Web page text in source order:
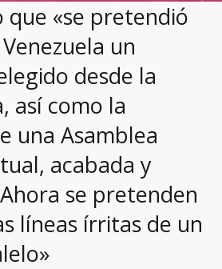
que «se pretendió
un
desde la
así como la
una Asamblea
acabada y
se pretenden
líneas írritas de un